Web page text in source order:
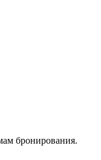
бронирования.